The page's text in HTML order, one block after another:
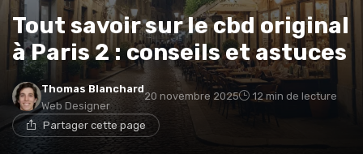
Tout savoir sur le cbd original
à Paris 2 : conseils et astuces
Thomas Blanchard
Web Designer
20 novembre 2025 12 min de lecture
Partager cette page